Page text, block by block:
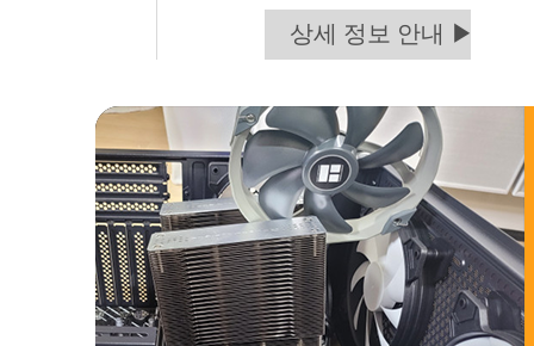
상세 정보 안내 ▶